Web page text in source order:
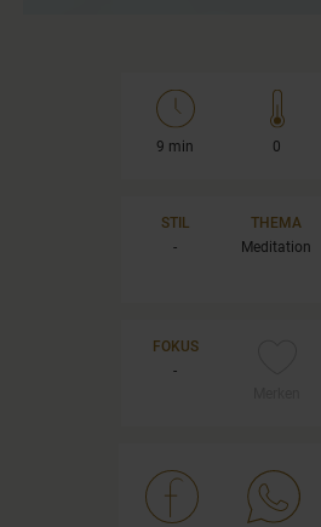
9 min 0
STIL
-
THEMA
Meditation
FOKUS
-